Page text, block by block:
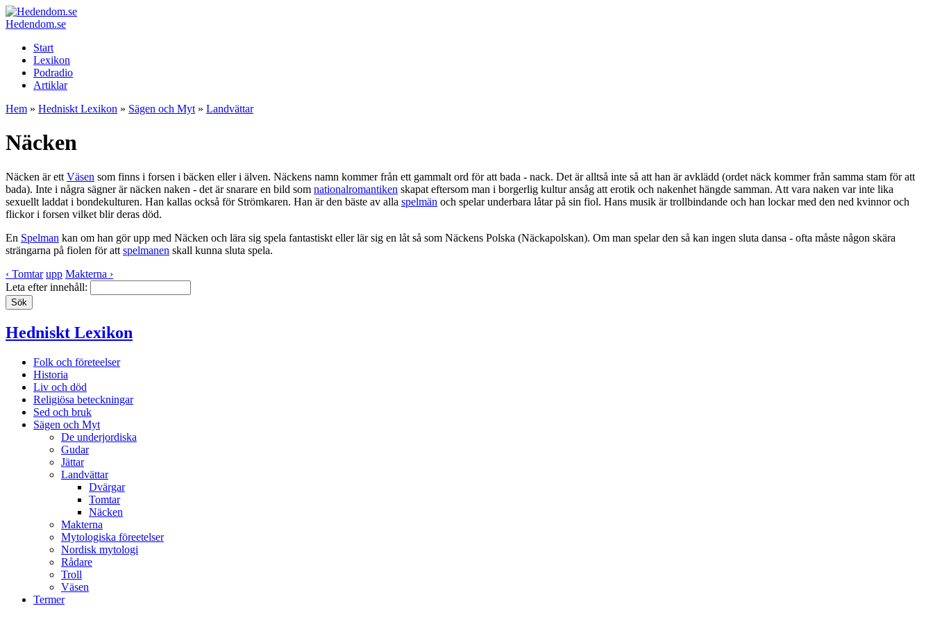
Hedendom.se
Start
Lexikon
Podradio
Artiklar
Hem » Hedniskt Lexikon » Sägen och Myt » Landvättar
Näcken
Näcken är ett Väsen som finns i forsen i bäcken eller i älven. Näckens namn kommer från ett gammalt ord för att bada - nack. Det är alltså inte så att han är avklädd (ordet näck kommer från samma stam för att
bada). Inte i några sägner är näcken naken - det är snarare en bild som nationalromantiken skapat eftersom man i borgerlig kultur ansåg att erotik och nakenhet hängde samman. Att vara naken var inte lika
sexuellt laddat i bondekulturen. Han kallas också för Strömkaren. Han är den bäste av alla spelmän och spelar underbara låtar på sin fiol. Hans musik är trollbindande och han lockar med den ned kvinnor och
flickor i forsen vilket blir deras död.
En Spelman kan om han gör upp med Näcken och lära sig spela fantastiskt eller lär sig en låt så som Näckens Polska (Näckapolskan). Om man spelar den så kan ingen sluta dansa - ofta måste någon skära
strängarna på fiolen för att spelmanen skall kunna sluta spela.
‹ Tomtar upp Makterna ›
Leta efter innehåll:
Hedniskt Lexikon
Folk och företeelser
Historia
Liv och död
Religiösa beteckningar
Sed och bruk
Sägen och Myt
De underjordiska
Gudar
Jättar
Landvättar
Dvärgar
Tomtar
Näcken
Makterna
Mytologiska föreetelser
Nordisk mytologi
Rådare
Troll
Väsen
Termer